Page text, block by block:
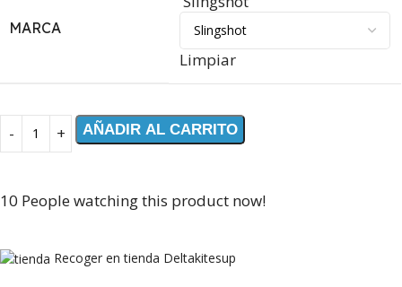
MARCA
Limpiar
AÑADIR AL CARRITO
10 People watching this product now!
Recoger en tienda Deltakitesup